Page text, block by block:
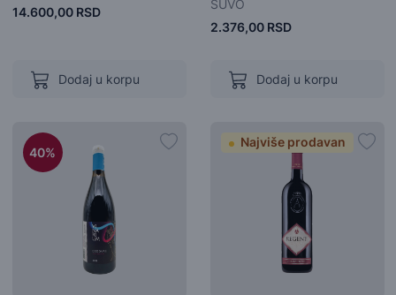
14.600,00 RSD
Dodaj u korpu
SUVO
2.376,00 RSD
Dodaj u korpu
40%
Najviše prodavan